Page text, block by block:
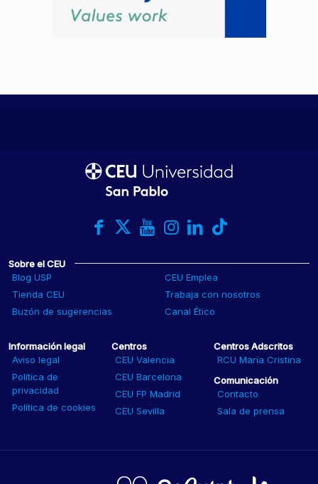
Sobre el CEU
Blog USP
CEU Emplea
Tienda CEU
Trabaja con nosotros
Buzón de sugerencias
Canal Ético
Información legal
Aviso legal
Política de
privacidad
Política de cookies
Centros
CEU Valencia
CEU Barcelona
CEU FP Madrid
CEU Sevilla
Centros Adscritos
RCU María Cristina
Comunicación
Contacto
Sala de prensa